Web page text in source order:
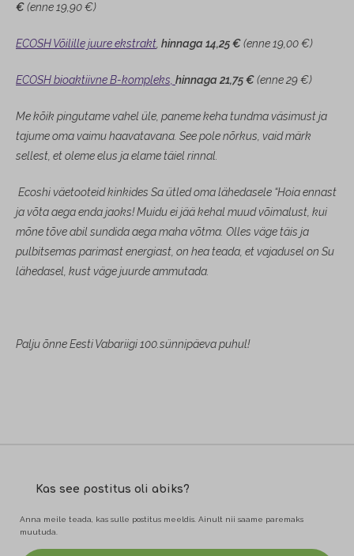
€(enne 19,90 €)
ECOSH Võilille juure ekstrakt, hinnaga 14,25 €(enne 19,00 €)
ECOSH bioaktiivne B-kompleks, hinnaga 21,75 €(enne 29 €)
Me kõik pingutame vahel üle, paneme keha tundma väsimust ja
tajume oma vaimu haavatavana. See pole nõrkus, vaid märk
sellest, et oleme elus ja elame täiel rinnal.
Ecoshi väetooteid kinkides Sa ütled oma lähedasele “Hoia ennast
ja võta aega enda jaoks! Muidu ei jää kehal muud võimalust, kui
mõne tõve abil sundida aega maha võtma. Olles väge täis ja
pulbitsemas parimast energiast, on hea teada, et vajadusel on Su
lähedasel, kust väge juurde ammutada.
Palju õnne Eesti Vabariigi 100.sünnipäeva puhul!
Kas see postitus oli abiks?
Anna meile teada, kas sulle postitus meeldis. Ainult nii saame paremaks
muutuda.